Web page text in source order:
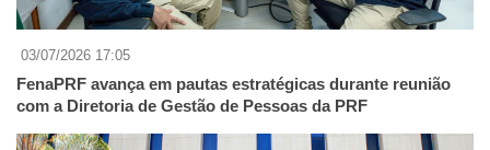
03/07/2026 17:05
FenaPRF avança em pautas estratégicas durante reunião
com a Diretoria de Gestão de Pessoas da PRF